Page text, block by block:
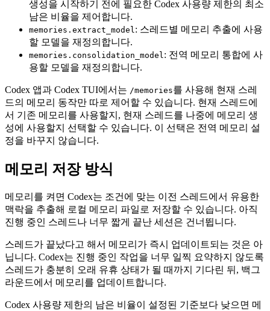
생성을 시작하기 전에 필요한 Codex 사용량 제한의 최소
남은 비율을 제어합니다.
memories.extract_model : 스레드별 메모리 추출에 사용
할 모델을 재정의합니다.
memories.consolidation_model : 전역 메모리 통합에 사
용할 모델을 재정의합니다.
Codex 앱과 Codex TUI에서는 /memories를 사용해 현재 스레
드의 메모리 동작만 따로 제어할 수 있습니다. 현재 스레드에
서 기존 메모리를 사용할지, 현재 스레드를 나중에 메모리 생
성에 사용할지 선택할 수 있습니다. 이 선택은 전역 메모리 설
정을 바꾸지 않습니다.
메모리 저장 방식
메모리를 켜면 Codex는 조건에 맞는 이전 스레드에서 유용한
맥락을 추출해 로컬 메모리 파일로 저장할 수 있습니다. 아직
진행 중인 스레드나 너무 짧게 끝난 세션은 건너뜁니다.
스레드가 끝났다고 해서 메모리가 즉시 업데이트되는 것은 아
닙니다. Codex는 진행 중인 작업을 너무 일찍 요약하지 않도록
스레드가 충분히 오래 유휴 상태가 될 때까지 기다린 뒤, 백그
라운드에서 메모리를 업데이트합니다.
Codex 사용량 제한의 남은 비율이 설정된 기준보다 낮으면 메